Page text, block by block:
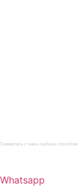
Свяжитесь с нами любым способом
Whatsapp